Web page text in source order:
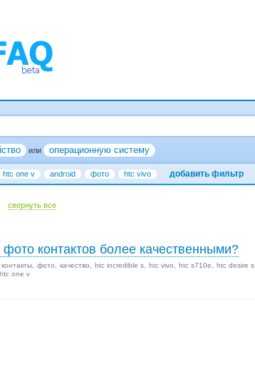
или операционную систему
htc one v android фото htc vivo добавить фильтр
cвернуть все
фото контактов более качественными?
контакты фото качество htc incredible s htc vivo htc s710e htc desire s
htc one v